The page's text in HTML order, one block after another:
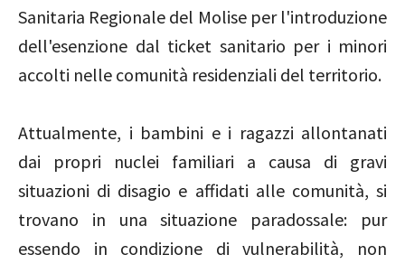
Sanitaria Regionale del Molise per l'introduzione
dell'esenzione dal ticket sanitario per i minori
accolti nelle comunità residenziali del territorio.
Attualmente, i bambini e i ragazzi allontanati
dai propri nuclei familiari a causa di gravi
situazioni di disagio e affidati alle comunità, si
trovano in una situazione paradossale: pur
essendo in condizione di vulnerabilità, non